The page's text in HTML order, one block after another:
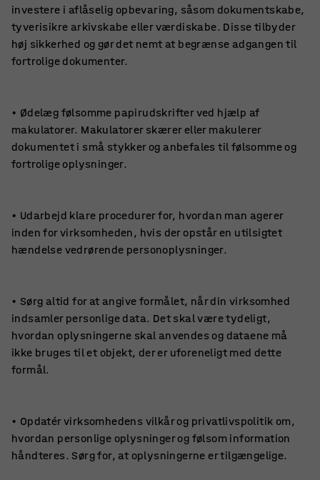
investere i aflåselig opbevaring, såsom dokumentskabe,
tyverisikre arkivskabe eller værdiskabe. Disse tilbyder
høj sikkerhed og gør det nemt at begrænse adgangen til
fortrolige dokumenter.
• Ødelæg følsomme papirudskrifter ved hjælp af
makulatorer. Makulatorer skærer eller makulerer
dokumentet i små stykker og anbefales til følsomme og
fortrolige oplysninger.
• Udarbejd klare procedurer for, hvordan man agerer
inden for virksomheden, hvis der opstår en utilsigtet
hændelse vedrørende personoplysninger.
• Sørg altid for at angive formålet, når din virksomhed
indsamler personlige data. Det skal være tydeligt,
hvordan oplysningerne skal anvendes og dataene må
ikke bruges til et objekt, der er uforeneligt med dette
formål.
• Opdatér virksomhedens vilkår og privatlivspolitik om,
hvordan personlige oplysninger og følsom information
håndteres. Sørg for, at oplysningerne er tilgængelige.